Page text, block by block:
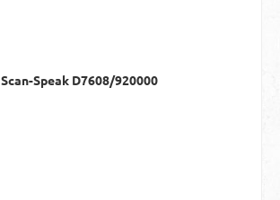
Scan-Speak D7608/920000